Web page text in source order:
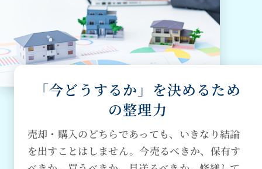
「今どうするか」を決めるため
の整理力
売却・購入のどちらであっても、いきなり結論
を出すことはしません。今売るべきか、保有す